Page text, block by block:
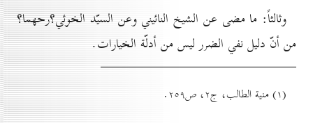
وثالثاً: ما مضى عن الشيخ النائيني وعن السيّد الخوئي؟رحهما؟
من أنّ دليل نفي الضرر ليس من أدلّة الخيارات.
(۱) منية الطالب، ج۲، ص۲٥۹.